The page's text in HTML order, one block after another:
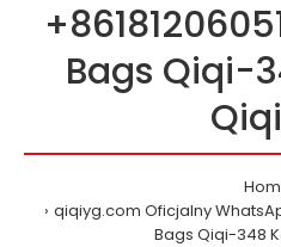
Bags Qiqi-
qiqiyg.com Oficjalny
Bags Qiqi-348